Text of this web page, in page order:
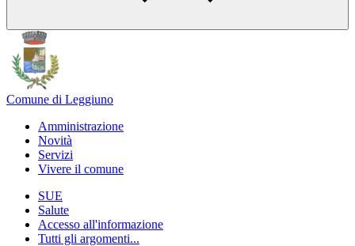
Comune di Leggiuno
Amministrazione
Novità
Servizi
Vivere il comune
SUE
Salute
Accesso all'informazione
Tutti gli argomenti...